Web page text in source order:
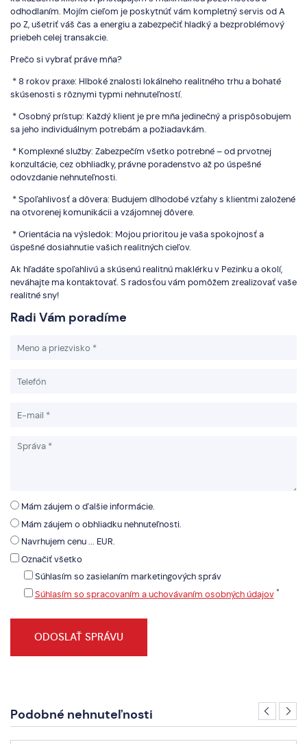
odhodlaním. Mojím cieľom je poskytnúť vám kompletný servis od A
po Z, ušetriť váš čas a energiu a zabezpečiť hladký a bezproblémový
priebeh celej transakcie.
Prečo si vybrať práve mňa?
* 8 rokov praxe: Hlboké znalosti lokálneho realitného trhu a bohaté
skúsenosti s rôznymi typmi nehnuteľností.
* Osobný prístup: Každý klient je pre mňa jedinečný a prispôsobujem
sa jeho individuálnym potrebám a požiadavkám.
* Komplexné služby: Zabezpečím všetko potrebné – od prvotnej
konzultácie, cez obhliadky, právne poradenstvo až po úspešné
odovzdanie nehnuteľnosti.
* Spoľahlivosť a dôvera: Budujem dlhodobé vzťahy s klientmi založené
na otvorenej komunikácii a vzájomnej dôvere.
* Orientácia na výsledok: Mojou prioritou je vaša spokojnosť a
úspešné dosiahnutie vašich realitných cieľov.
Ak hľadáte spoľahlivú a skúsenú realitnú maklérku v Pezinku a okolí,
neváhajte ma kontaktovať. S radosťou vám pomôžem zrealizovať vaše
realitné sny!
Radi Vám poradíme
Mám záujem o ďalšie informácie.
Mám záujem o obhliadku nehnuteľnosti.
Navrhujem cenu ... EUR.
Označiť všetko
Súhlasím so zasielaním marketingových správ
Súhlasím so spracovaním a uchovávaním osobných údajov *
Podobné nehnuteľnosti